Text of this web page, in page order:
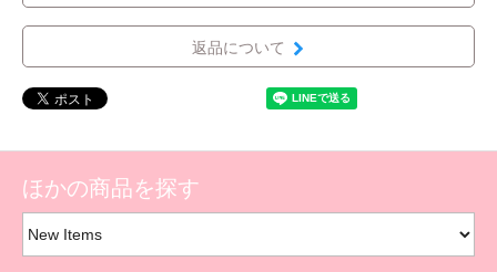
返品について
ほかの商品を探す